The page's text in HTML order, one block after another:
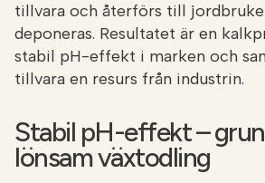
tillvara och återförs till
deponeras. Resultatet är en
stabil pH-effekt i marken och
tillvara en resurs från industrin.
Stabil pH-effekt –
lönsam växtodling